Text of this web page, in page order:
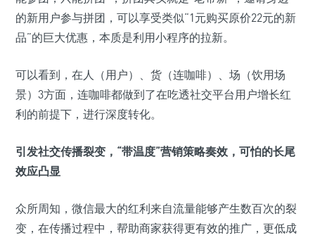
的新用户参与拼团，可以享受类似“1元购买原价22元的新
品”的巨大优惠，本质是利用小程序的拉新。
可以看到，在人（用户）、货（连咖啡）、场（饮用场
景）3方面，连咖啡都做到了在吃透社交平台用户增长红
利的前提下，进行深度转化。
引发社交传播裂变，“带温度”营销策略奏效，可怕的长尾
效应凸显
众所周知，微信最大的红利来自流量能够产生数百次的裂
变，在传播过程中，帮助商家获得更有效的推广，更低成